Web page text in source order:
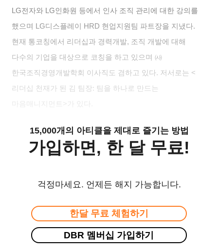
LG전자와 LG인화원 등에서 인사 조직 관리에 대한 강의를
했으며
LG디스플레이 HRD 현업지원팀 파트장을 지냈다.
현재 통코칭에서 리더십과 경력개발, 조직 개발에 대해
다수의 기업을 대상으로 코칭을 하고 있으며 ㈔
한국조직경영개발학회 이사직도 겸하고 있다. 저서로는 <
리더십 천재가 된 김 팀장: 팀을 하나로 만드는
마음매니지먼트
가 있다
15,000개의 아티클을 제대로 즐기는 방법
가입하면, 한 달 무료!
걱정마세요. 언제든 해지 가능합니다.
한달 무료 체험하기
DBR 멤버십 가입하기